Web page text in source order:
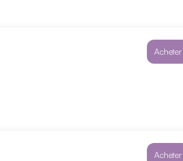
Acheter
Acheter